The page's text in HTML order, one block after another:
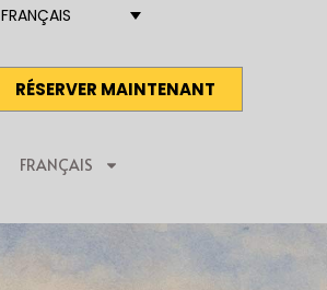
FRANÇAIS
RÉSERVER MAINTENANT
FRANÇAIS